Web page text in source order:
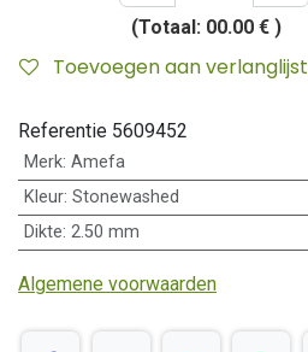
(Totaal: 00.00 € )
Toevoegen aan verlanglijst
Referentie 5609452
Merk: Amefa
Kleur: Stonewashed
Dikte: 2.50 mm
Algemene voorwaarden